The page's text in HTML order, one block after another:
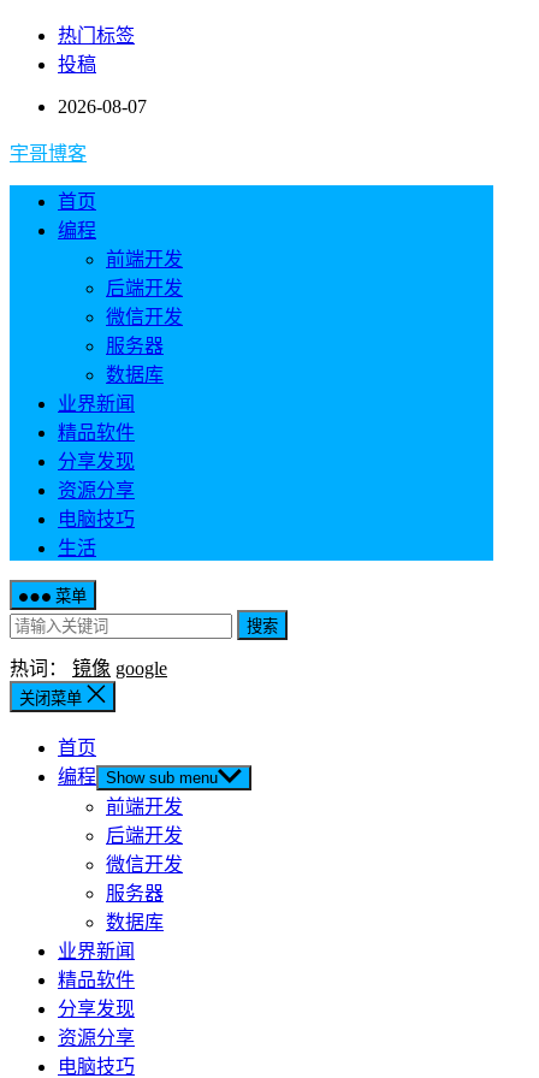
热门标签
投稿
2026-08-07
宇哥博客
首页
编程
前端开发
后端开发
微信开发
服务器
数据库
业界新闻
精品软件
分享发现
资源分享
电脑技巧
生活
菜单
搜索
热词： 镜像 google
关闭菜单
首页
编程 Show sub menu
前端开发
后端开发
微信开发
服务器
数据库
业界新闻
精品软件
分享发现
资源分享
电脑技巧